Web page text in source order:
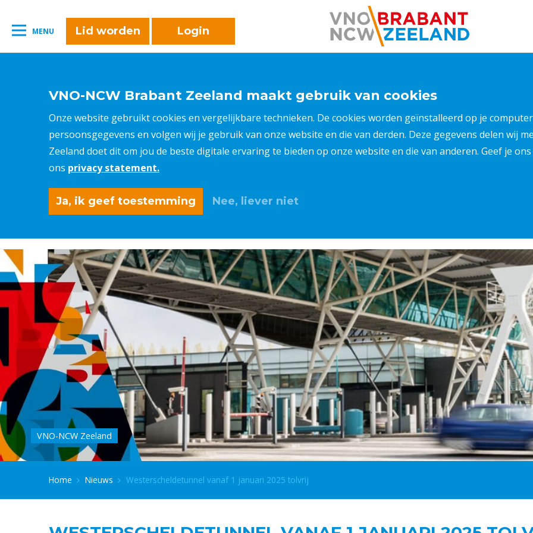
MENU Lid worden Login
VNO-NCW Brabant Zeeland maakt gebruik van cookies
Onze website gebruikt cookies en vergelijkbare technieken. De cookies worden geïnstalleerd op je
persoonsgegevens en volgen wij je gebruik van onze website en die van derden. Deze gegevens delen wij
Zeeland doet dit om jou de beste digitale ervaring te bieden op onze website en die van anderen. Geef je
ons privacy statement.
Ja, ik geef toestemming Nee, liever niet
VNO-NCW Zeeland
Home Nieuws Westerscheldetunnel vanaf 1 januari 2025 tolvrij